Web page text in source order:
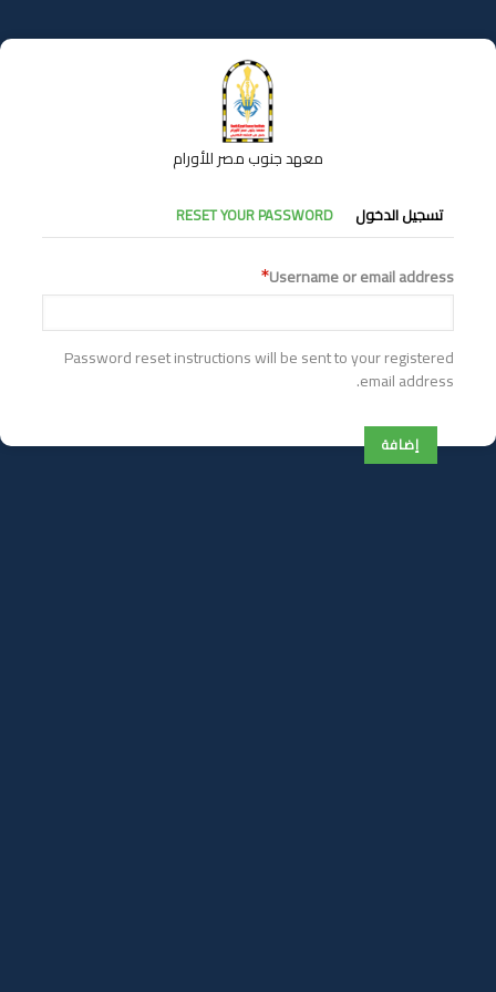
إلى
المحتوى
معهد جنوب مصر للأورام
التبويبات
الأساسية
تسجيل الدخول RESET YOUR PASSWORD
Username or email address
Password reset instructions will be sent to your registered
email address.